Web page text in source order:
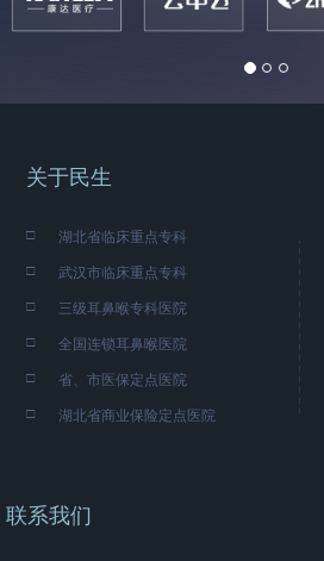
关于民生
□
湖北省临床重点专科
□
武汉市临床重点专科
□
三级耳鼻喉专科医院
□
全国连锁耳鼻喉医院
□
省、市医保定点医院
□
湖北省商业保险定点医院
联系我们